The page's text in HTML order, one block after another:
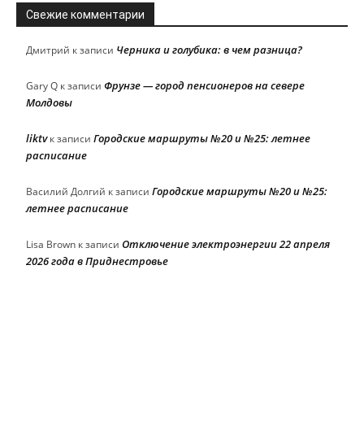
Свежие комментарии
Дмитрий к записи Черника и голубика: в чем разница?
Gary Q к записи Фрунзе — город пенсионеров на севере
Молдовы
liktvк записи Городские маршруты №20 и №25: летнее
расписание
Василий Долгий к записи Городские маршруты №20 и №25:
летнее расписание
Lisa Brown к записи Отключение электроэнергии 22 апреля
2026 года в Приднестровье